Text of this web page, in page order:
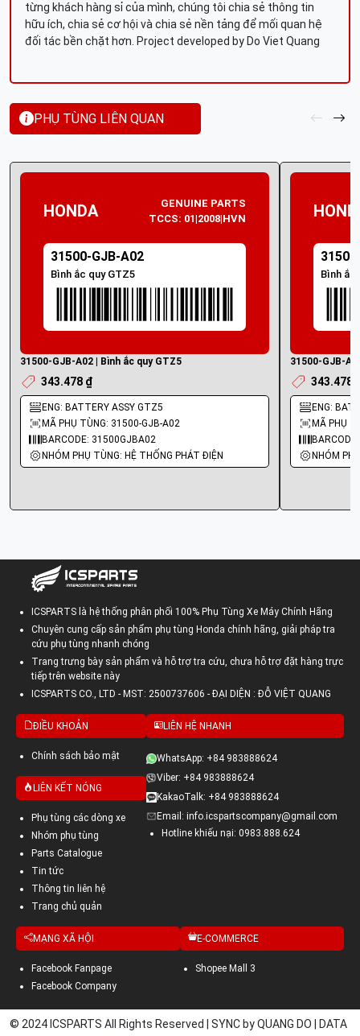
từng khách hàng sỉ của mình, chúng tôi chia sẻ thông tin
hữu ích, chia sẻ cơ hội và chia sẻ nền tảng để mối quan hệ
đối tác bền chặt hơn. Project developed by Do Viet Quang
PHỤ TÙNG LIÊN QUAN
HONDA
GENUINE PARTS
TCCS: 01|2008|HVN
31500-GJB-A02
Bình ắc quy GTZ5
31500-GJB-A02 | Bình ắc quy GTZ5
343.478 ₫
ENG: BATTERY ASSY GTZ5
MÃ PHỤ TÙNG: 31500-GJB-A02
BARCODE: 31500GJBA02
NHÓM PHỤ TÙNG: HỆ THỐNG PHÁT ĐIỆN
Bình ắc
31500-GJB-
343.478
ENG:
MÃ PHỤ
NHÓM
ICSPARTS là hệ thống phân phối 100% Phụ Tùng Xe Máy Chính Hãng
Chuyên cung cấp sản phẩm phụ tùng Honda chính hãng, giải pháp tra
cứu phụ tùng nhanh chóng
Trang trưng bày sản phẩm và hỗ trợ tra cứu, chưa hỗ trợ đặt hàng trực
tiếp trên website này
ICSPARTS CO., LTD - MST: 2500737606 - ĐẠI DIỆN : ĐỖ VIỆT QUANG
ĐIỀU KHOẢN
Chính sách bảo mật
LIÊN KẾT NÓNG
Phụ tùng các dòng xe
Nhóm phụ tùng
Parts Catalogue
Tin tức
Thông tin liên hệ
Trang chủ quản
LIÊN HỆ NHANH
WhatsApp: +84 983888624
Viber: +84 983888624
KakaoTalk: +84 983888624
Email: info.icspartscompany@gmail.com
Hotline khiếu nại: 0983.888.624
MẠNG XÃ HỘI
Facebook Fanpage
Facebook Company
E-COMMERCE
Shopee Mall 3
© 2024 ICSPARTS All Rights Reserved | SYNC by QUANG DO | DATA